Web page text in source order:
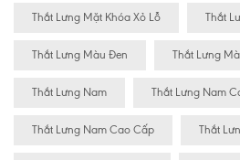
Thắt Lưng Mặt Khóa Xỏ Lỗ Thắt
Thắt Lưng Màu Đen Thắt Lưng
Thắt Lưng Nam Thắt Lưng Nam
Thắt Lưng Nam Cao Cấp Thắt